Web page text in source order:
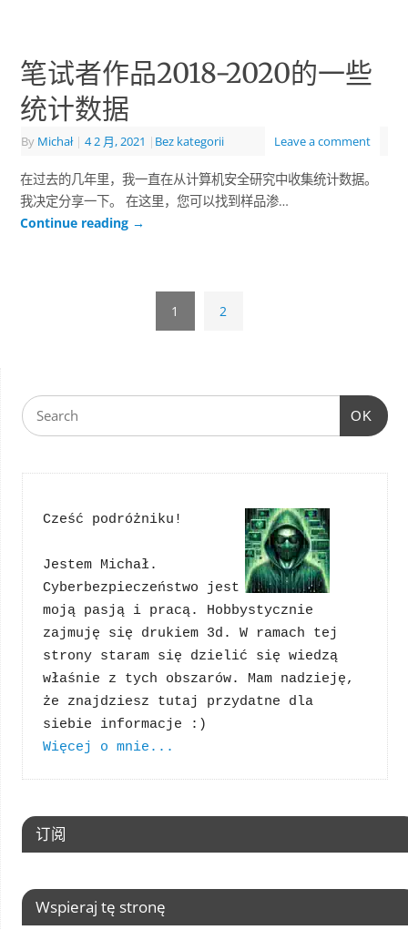
笔试者作品2018-2020的一些
统计数据
By Michał | 4 2 月, 2021 | Bez kategorii Leave a comment
在过去的几年里，我一直在从计算机安全研究中收集统计数据。
我决定分享一下。 在这里，您可以找到样品渗…
Continue reading →
1 2
OK
Cześć podróżniku!
Jestem Michał.
Cyberbezpieczeństwo jest
moją pasją i pracą. Hobbystycznie
zajmuję się drukiem 3d. W ramach tej
strony staram się dzielić się wiedzą
właśnie z tych obszarów. Mam nadzieję,
że znajdziesz tutaj przydatne dla
Więcej o mnie...
订阅
Wspieraj tę stronę